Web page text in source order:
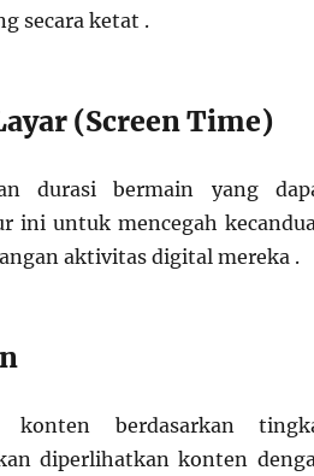
secara ketat .
(Screen Time)
durasi bermain yang
ini untuk mencegah
aktivitas digital mereka .
konten berdasarkan
diperlihatkan konten